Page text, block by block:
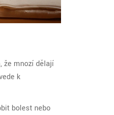
že mnozí dělají
k
bolest nebo